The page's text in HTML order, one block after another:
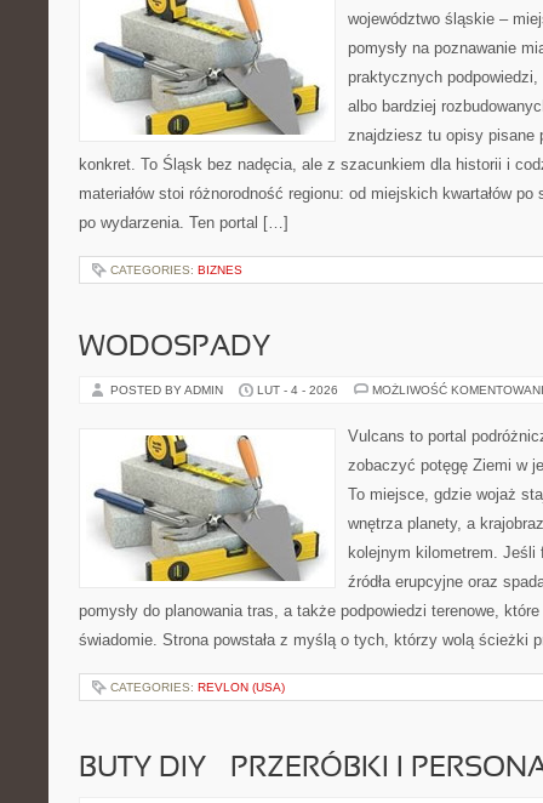
województwo śląskie –
pomysły na poznawanie
praktycznych
albo bardziej
znajdziesz tu opisy pisane
konkret. To Śląsk bez nadęcia, ale z szacunkiem dla historii i
materiałów stoi różnorodność regionu: od miejskich kwartałów
po wydarzenia. Ten portal […]
CATEGORIES: BIZNES
WODOSPADY
POSTED BY ADMIN LUT - 4 - 2026 MOŻLIWOŚĆ
Vulcans to portal
zobaczyć potęgę Ziemi w
To miejsce, gdzie wojaż
wnętrza planety, a
kolejnym kilometrem. Jeśli
źródła erupcyjne oraz
pomysły do planowania tras, a także podpowiedzi terenowe,
świadomie. Strona powstała z myślą o tych, którzy wolą ścieżki
CATEGORIES: REVLON (USA)
BUTY DIY – PRZERÓBKI I